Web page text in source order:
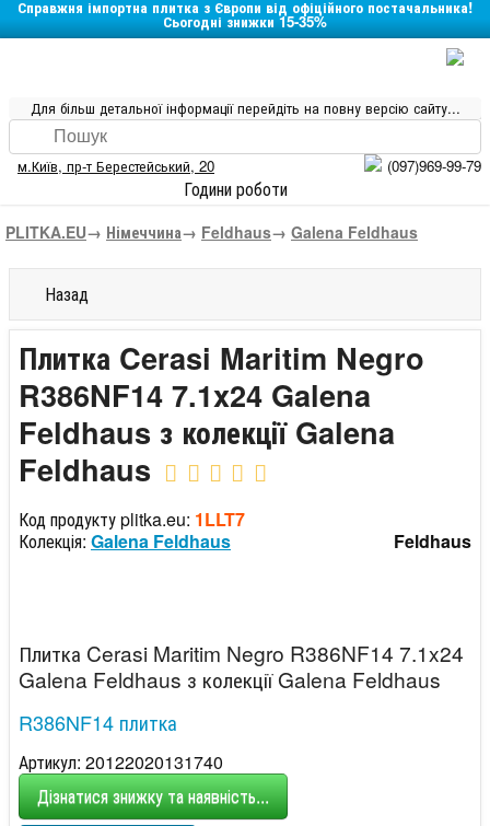
Справжня імпортна плитка з Європи від офіційного постачальника!
Сьогодні знижки 15-35%
Для більш детальної інформації перейдіть на повну версію сайту...
м.Київ, пр-т Берестейський, 20 (097)969-99-79
Години роботи
PLITKA.EU→ Німеччина→ Feldhaus→ Galena Feldhaus
Назад
Плитка Cerasi Maritim Negro
R386NF14 7.1x24 Galena
Feldhaus з колекції Galena
Feldhaus
Код продукту plitka.eu: 1LLT7
Колекція: Galena Feldhaus Feldhaus
Плитка Cerasi Maritim Negro R386NF14 7.1x24
Galena Feldhaus з колекції Galena Feldhaus
R386NF14 плитка
Артикул: 20122020131740
Дізнатися знижку та наявність...